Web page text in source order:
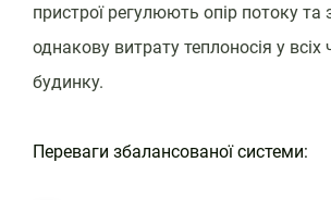
пристрої регулюють опір потоку та
однакову витрату теплоносія у всіх
будинку.‎
Переваги збалансованої системи: